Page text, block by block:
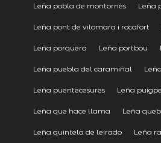
Leña pobla de montornès Leña
Leña pont de vilomara i rocafort
Leña porquera Leña portbou
Leña puebla del caramiñal
Leña puentecesures Leña
Leña que hace llama Leña
Leña quintela de leirado Leña